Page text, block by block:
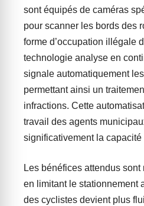
sont équipés de caméras
pour scanner les bords des
forme d’occupation illégale
technologie analyse en
signale automatiquement
permettant ainsi un
infractions. Cette
travail des agents
significativement la
Les bénéfices attendus sont
en limitant le stationnement
des cyclistes devient plus